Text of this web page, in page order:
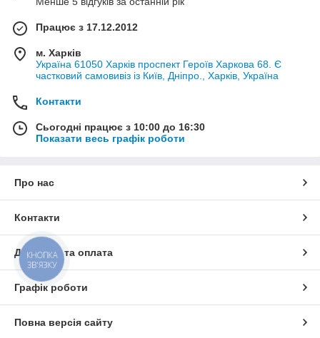
Працює з 17.12.2012
м. Харків
Україна 61050 Харків проспект Героїв Харкова 68. Є
частковий самовивіз із Київ, Дніпро., Харків, Україна
Контакти
Сьогодні працює з 10:00 до 16:30
Показати весь графік роботи
Про нас
Контакти
Доставка та оплата
Графік роботи
Повна версія сайту
КНОПКА
ЗВ'ЯЗКУ